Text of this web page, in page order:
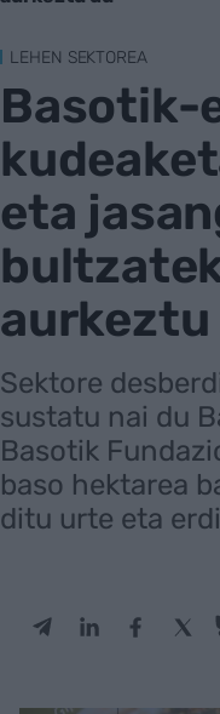
LEHEN SEKTOREA
Basotik-
eta
aurkeztu
Sektore
sustatu nai du
Basotik
baso hektarea
ditu urte eta